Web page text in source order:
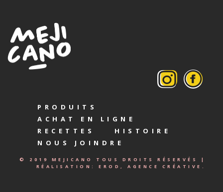
PRODUITS
ACHAT EN LIGNE
RECETTES
HISTOIRE
NOUS JOINDRE
© 2019 MEJICANO TOUS DROITS RÉSERVÉS |
RÉALISATION: EROD, AGENCE CRÉATIVE.